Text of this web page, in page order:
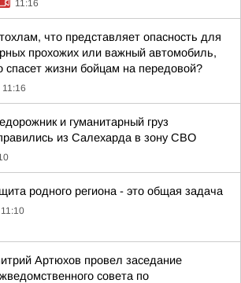
11:16
что представляет опасность для
прохожих или важный автомобиль,
спасет жизни бойцам на передовой?
11:16
и гуманитарный груз
из Салехарда в зону СВО
родного региона - это общая задача
11:10
Артюхов провел заседание
совета по